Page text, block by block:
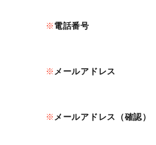
電話番号
メールアドレス
メールアドレス（確認）